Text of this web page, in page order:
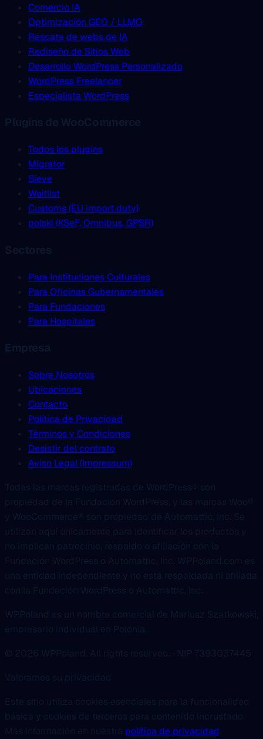
Comercio IA
Optimización GEO / LLMO
Rescate de webs de IA
Rediseño de Sitios Web
Desarrollo WordPress Personalizado
WordPress Freelancer
Especialista WordPress
Todos los plugins
Migrator
Sieve
Waitlist
Customs (EU import duty)
polski (KSeF, Omnibus, GPSR)
Para Instituciones Culturales
Para Oficinas Gubernamentales
Para Fundaciones
Para Hospitales
Sobre Nosotros
Ubicaciones
Contacto
Política de Privacidad
Términos y Condiciones
Desistir del contrato
Aviso Legal (Impressum)
política de privacidad